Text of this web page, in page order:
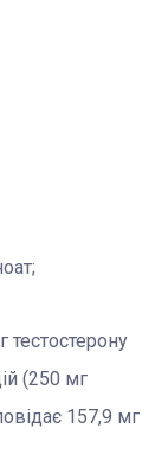
тестостерону
(250 мг
157,9 мг